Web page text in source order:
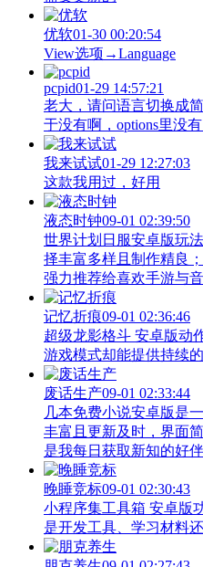
优软01-30 00:20:54
View‌选项→Language
pcpid01-29 14:57:21
老大，请问语言切换成
于没有啊，options里没
我来试试01-29 12:27:03
这款我用过，好用
液态时钟09-01 02:39:50
世界计划日服安卓版玩
择丰富多样且制作精良
强力推荐给喜欢手游与
记忆折痕09-01 02:36:46
超级龙影格斗 安卓版动
游戏模式却能提供持续
废话生产09-01 02:33:44
几本免费小说安卓版是
丰富且更新及时，界面
是我每日获取新知的好伴
晚睡竞标09-01 02:30:43
小程序集工具箱 安卓版
是开发工具、学习材料